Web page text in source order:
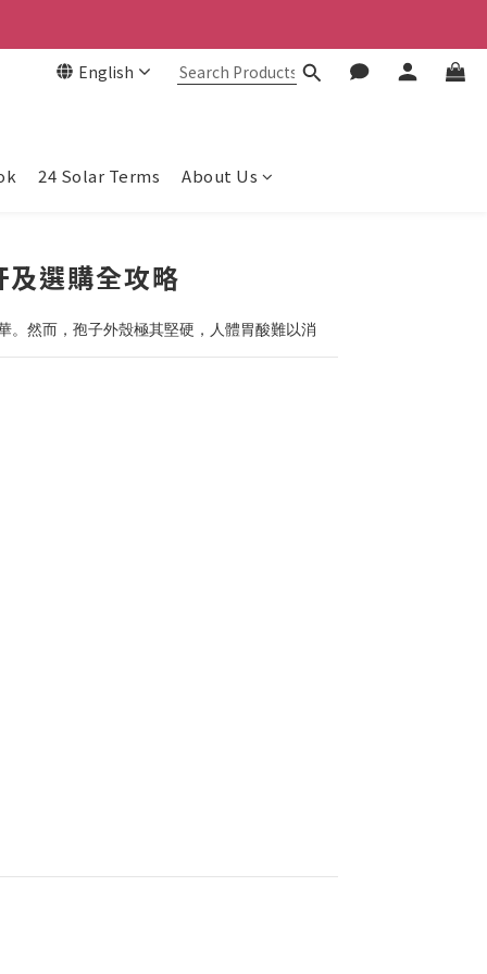
English
24 Solar Terms About Us
及選購全攻略
。然而，孢子外殼極其堅硬，人體胃酸難以消